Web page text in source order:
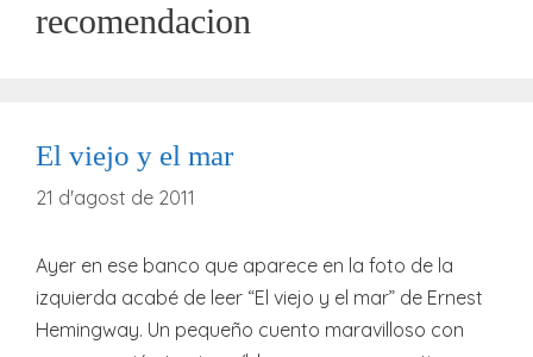
recomendacion
El viejo y el mar
21 d'agost de 2011
Ayer en ese banco que aparece en la foto de la
izquierda acabé de leer “El viejo y el mar” de Ernest
Hemingway. Un pequeño cuento maravilloso con